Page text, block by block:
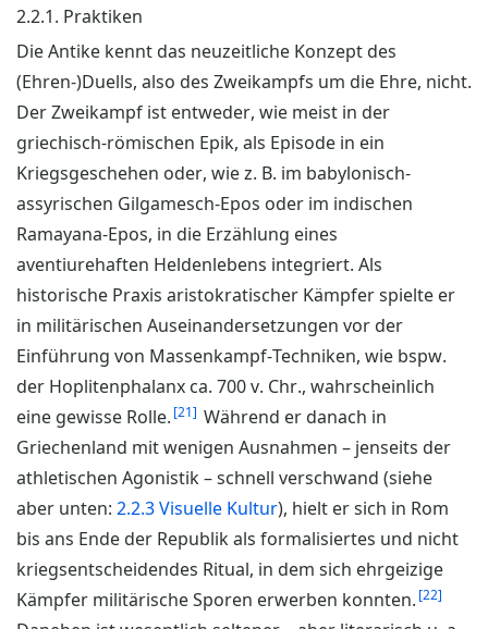
2.2.1. Praktiken
Die Antike kennt das neuzeitliche Konzept des
(Ehren-)Duells, also des Zweikampfs um die Ehre, nicht.
Der Zweikampf ist entweder, wie meist in der
griechisch-römischen Epik, als Episode in ein
Kriegsgeschehen oder, wie z. B. im babylonisch-
assyrischen Gilgamesch-Epos oder im indischen
Ramayana-Epos, in die Erzählung eines
aventiurehaften Heldenlebens integriert. Als
historische Praxis aristokratischer Kämpfer spielte er
in militärischen Auseinandersetzungen vor der
Einführung von Massenkampf-Techniken, wie bspw.
der Hoplitenphalanx ca. 700 v. Chr., wahrscheinlich
eine gewisse Rolle. 21
Während er danach in
Griechenland mit wenigen Ausnahmen – jenseits der
athletischen Agonistik – schnell verschwand (siehe
aber unten: 2.2.3 Visuelle Kultur), hielt er sich in Rom
bis ans Ende der Republik als formalisiertes und nicht
kriegsentscheidendes Ritual, in dem sich ehrgeizige
Kämpfer militärische Sporen erwerben konnten. 22